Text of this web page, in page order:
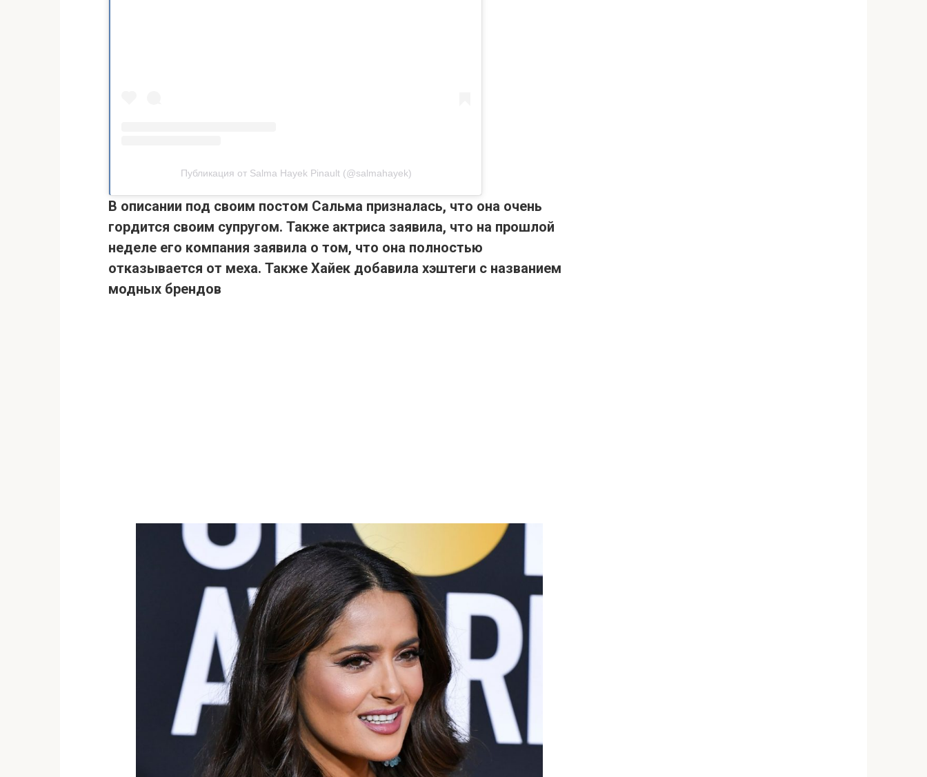
Публикация от Salma Hayek Pinault (@salmahayek)
В описании под своим постом Сальма призналась, что она очень
гордится своим супругом. Также актриса заявила, что на прошлой
неделе его компания заявила о том, что она полностью
отказывается от меха. Также Хайек добавила хэштеги с названием
модных брендов